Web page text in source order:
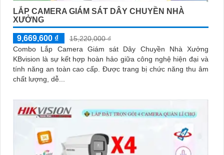
LẮP CAMERA GIÁM SÁT DÂY CHUYỀN NHÀ
XƯỞNG
9,669,600 ₫
15,220,000 ₫
Combo Lắp Camera Giám sát Dây Chuyền Nhà Xưởng
KBvision là sự kết hợp hoàn hảo giữa công nghệ hiện đại và
tính năng an toàn cao cấp. Được trang bị chức năng thu âm
chất lượng, dễ...